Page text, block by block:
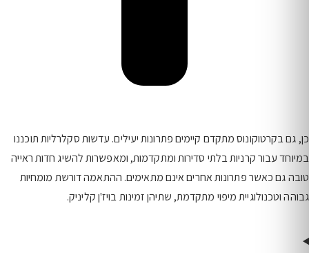
כן, גם בקרטוקונוס מתקדם קיימים פתרונות יעילים. עדשות סקלרליות תוכננו
במיוחד עבור קרניות בלתי סדירות ומתקדמות, ומאפשרות להשיג חדות ראייה
טובה גם כאשר פתרונות אחרים אינם מתאימים. ההתאמה דורשת מומחיות
גבוהה וטכנולוגיית מיפוי מתקדמת, שתיהן זמינות בויז'ן קליניק.